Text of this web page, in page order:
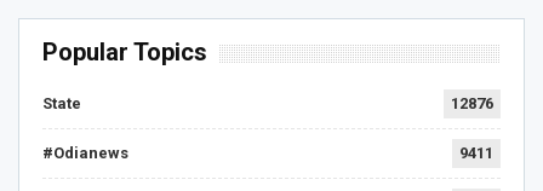
Popular Topics
State 12876
#Odianews 9411